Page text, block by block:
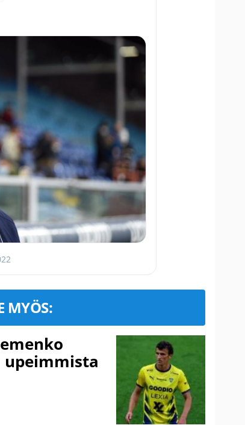
MYÖS: